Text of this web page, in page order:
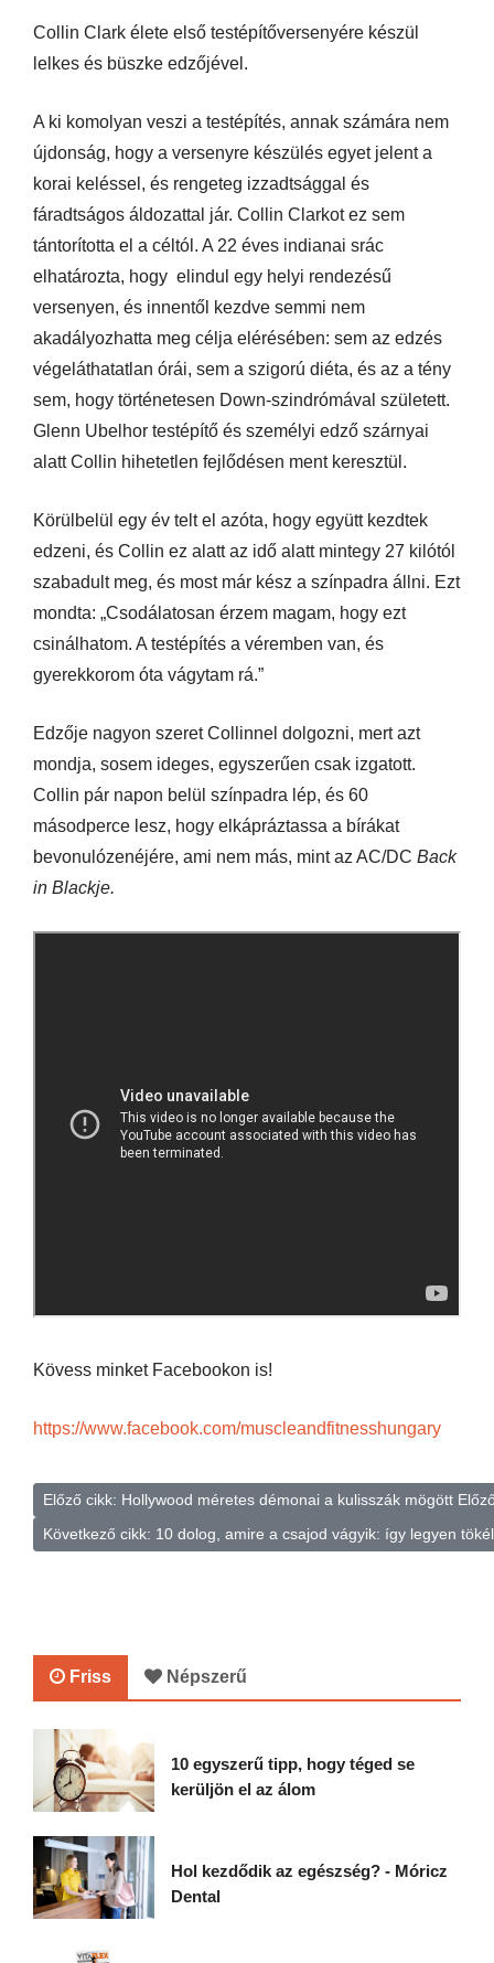
Collin Clark élete első testépítőversenyére készül
lelkes és büszke edzőjével.
A ki komolyan veszi a testépítés, annak számára nem
újdonság, hogy a versenyre készülés egyet jelent a
korai keléssel, és rengeteg izzadtsággal és
fáradtságos áldozattal jár. Collin Clarkot ez sem
tántorította el a céltól. A 22 éves indianai srác
elhatározta, hogy elindul egy helyi rendezésű
versenyen, és innentől kezdve semmi nem
akadályozhatta meg célja elérésében: sem az edzés
végeláthatatlan órái, sem a szigorú diéta, és az a tény
sem, hogy történetesen Down-szindrómával született.
Glenn Ubelhor testépítő és személyi edző szárnyai
alatt Collin hihetetlen fejlődésen ment keresztül.
Körülbelül egy év telt el azóta, hogy együtt kezdtek
edzeni, és Collin ez alatt az idő alatt mintegy 27 kilótól
szabadult meg, és most már kész a színpadra állni. Ezt
mondta: „Csodálatosan érzem magam, hogy ezt
csinálhatom. A testépítés a véremben van, és
gyerekkorom óta vágytam rá.”
Edzője nagyon szeret Collinnel dolgozni, mert azt
mondja, sosem ideges, egyszerűen csak izgatott.
Collin pár napon belül színpadra lép, és 60
másodperce lesz, hogy elkápráztassa a bírákat
bevonulózenéjére, ami nem más, mint az AC/DC Back
in Blackje.
Kövess minket Facebookon is!
https://www.facebook.com/muscleandfitnesshungary
Előző cikk: Hollywood méretes démonai a kulisszák mögött
Következő cikk: 10 dolog, amire a csajod vágyik: így legyen
Friss Népszerű
10 egyszerű tipp, hogy téged se
kerüljön el az álom
Hol kezdődik az egészség? - Móricz
Dental